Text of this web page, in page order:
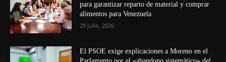
para garantizar reparto de material y comprar
alimentos para Venezuela
29 julio, 2026
El PSOE exige explicaciones a Moreno en el